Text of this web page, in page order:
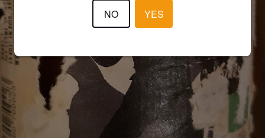
NO YES